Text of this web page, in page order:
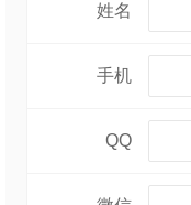
姓名
手机
QQ